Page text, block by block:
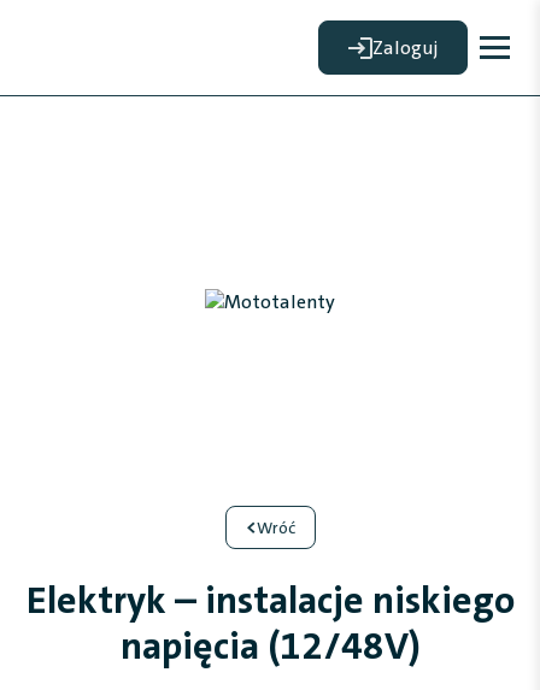
Zaloguj
<Wróć
Elektryk – instalacje niskiego
napięcia (12/48V)